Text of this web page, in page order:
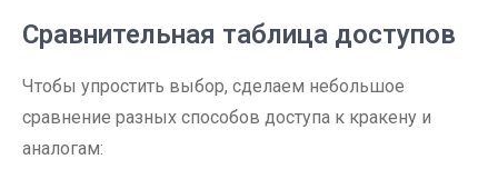
Сравнительная таблица доступов
Чтобы упростить выбор, сделаем небольшое
сравнение разных способов доступа к кракену и
аналогам: